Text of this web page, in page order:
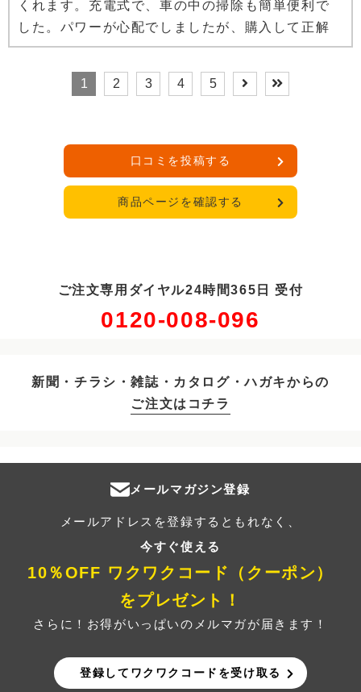
くれます。充電式で、車の中の掃除も簡単便利で
した。パワーが心配でしましたが、購入して正解
1 2 3 4 5
口コミを投稿する
商品ページを確認する
ご注文専用ダイヤル24時間365日 受付
0120-008-096
新聞・チラシ・雑誌・カタログ・ハガキからの
ご注文はコチラ
メールマガジン登録
メールアドレスを登録するともれなく、
今すぐ使える
10％OFF ワクワクコード（クーポン）
をプレゼント！
さらに！お得がいっぱいのメルマガが届きます！
登録してワクワクコードを受け取る